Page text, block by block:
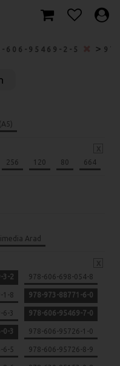
606-95469-2-5 >
256 120 80 664
Arad
3-2 978-606-698-054-8
1-8 978-973-88771-6-0
6-3 978-606-95469-7-0
0-3 978-606-95726-1-0
6-5 978-606-95726-8-9